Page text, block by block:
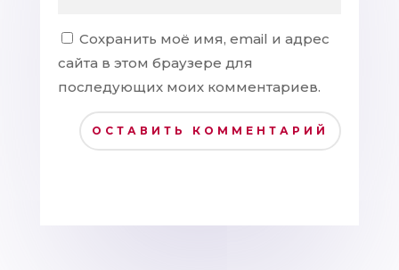
Сохранить моё имя, email и адрес
сайта в этом браузере для
последующих моих комментариев.
ОСТАВИТЬ КОММЕНТАРИЙ